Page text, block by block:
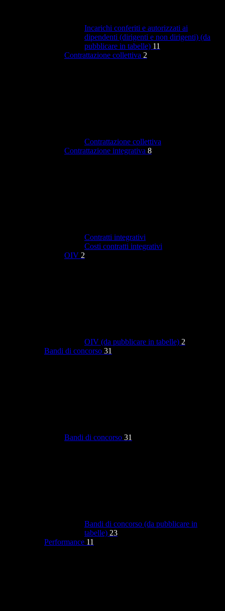
Incarichi conferiti e autorizzati ai
dipendenti (dirigenti e non dirigenti) (da
pubblicare in tabelle) 11
Contrattazione collettiva 2
Contrattazione collettiva
Contrattazione integrativa 8
Contratti integrativi
Costi contratti integrativi
OIV 2
OIV (da pubblicare in tabelle) 2
Bandi di concorso 31
Bandi di concorso 31
Bandi di concorso (da pubblicare in
tabelle) 23
Performance 11